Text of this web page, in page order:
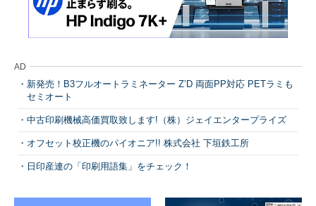
AD
新発売！B3フルオートラミネーター Z’D 両面PP対応 PETラミも
セミオート
中古印刷機械高価買取致します!（株）ジェイエンタープライズ
オフセット校正機のパイオニア!! 株式会社 下垣鉄工所
日印産連の「印刷用語集」をチェック！